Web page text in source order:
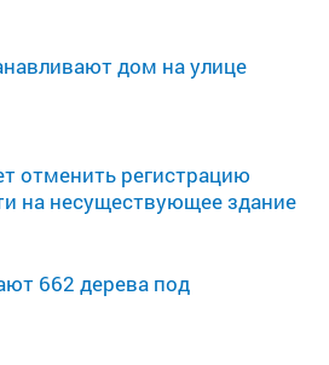
дом на улице
отменить регистрацию
на несуществующее здание
662 дерева под